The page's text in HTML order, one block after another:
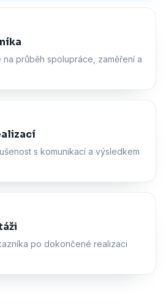
průběh spolupráce, zaměření a
s komunikací a výsledkem
po dokončené realizaci